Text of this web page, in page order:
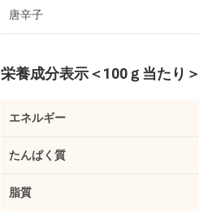
唐辛子
栄養成分表示＜100ｇ当たり＞
エネルギー
たんぱく質
脂質